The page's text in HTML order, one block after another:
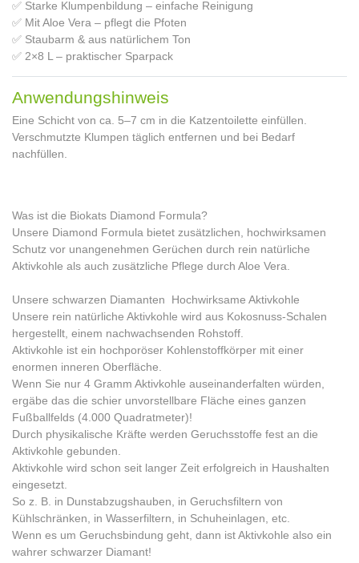
✅ Starke Klumpenbildung – einfache Reinigung
✅ Mit Aloe Vera – pflegt die Pfoten
✅ Staubarm & aus natürlichem Ton
✅ 2×8 L – praktischer Sparpack
Anwendungshinweis
Eine Schicht von ca. 5–7 cm in die Katzentoilette einfüllen.
Verschmutzte Klumpen täglich entfernen und bei Bedarf
nachfüllen.
Was ist die Biokats Diamond Formula?
Unsere Diamond Formula bietet zusätzlichen, hochwirksamen
Schutz vor unangenehmen Gerüchen durch rein natürliche
Aktivkohle als auch zusätzliche Pflege durch Aloe Vera.
Unsere schwarzen Diamanten  Hochwirksame Aktivkohle
Unsere rein natürliche Aktivkohle wird aus Kokosnuss-Schalen
hergestellt, einem nachwachsenden Rohstoff.
Aktivkohle ist ein hochporöser Kohlenstoffkörper mit einer
enormen inneren Oberfläche.
Wenn Sie nur 4 Gramm Aktivkohle auseinanderfalten würden,
ergäbe das die schier unvorstellbare Fläche eines ganzen
Fußballfelds (4.000 Quadratmeter)!
Durch physikalische Kräfte werden Geruchsstoffe fest an die
Aktivkohle gebunden.
Aktivkohle wird schon seit langer Zeit erfolgreich in Haushalten
eingesetzt.
So z. B. in Dunstabzugshauben, in Geruchsfiltern von
Kühlschränken, in Wasserfiltern, in Schuheinlagen, etc.
Wenn es um Geruchsbindung geht, dann ist Aktivkohle also ein
wahrer schwarzer Diamant!